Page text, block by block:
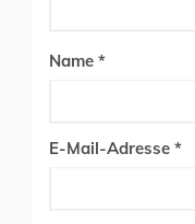
Name *
E-Mail-Adresse *